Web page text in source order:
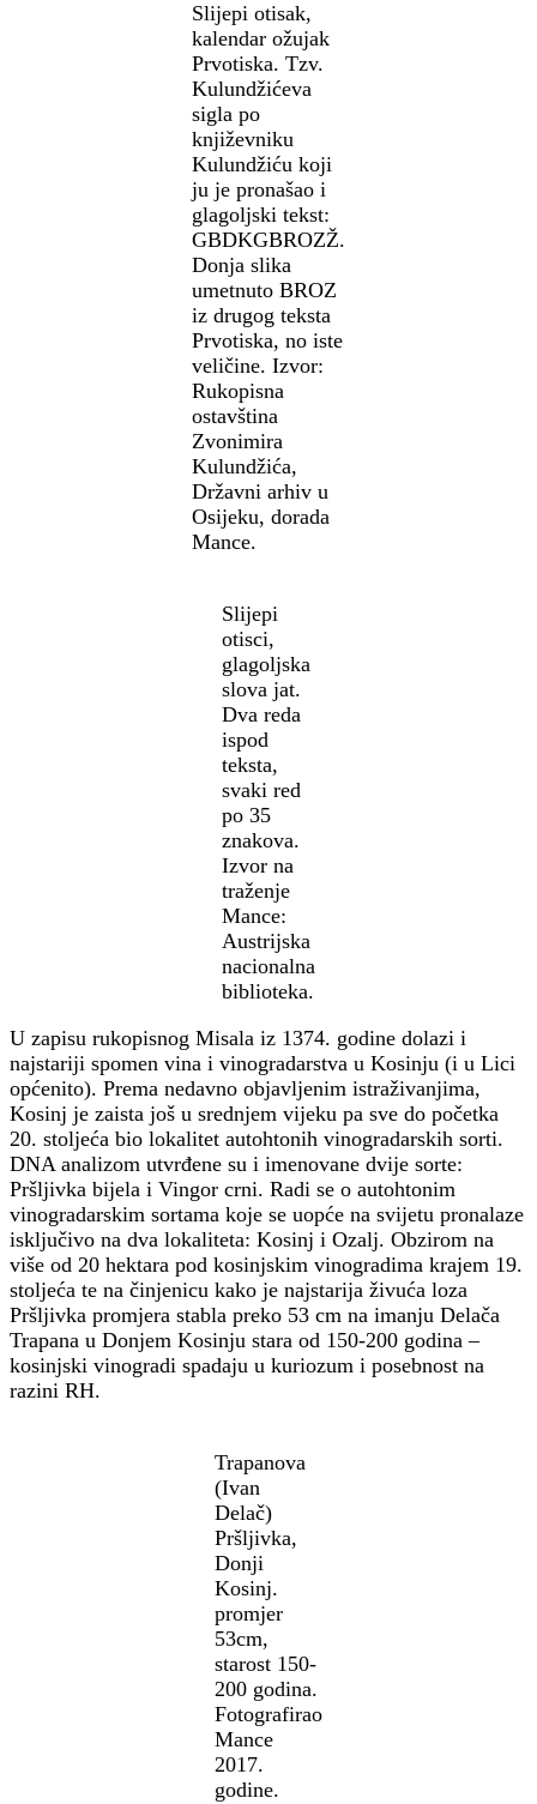
Slijepi otisak,
kalendar ožujak
Prvotiska. Tzv.
Kulundžićeva
sigla po
književniku
Kulundžiću koji
ju je pronašao i
glagoljski tekst:
GBDKGBROZŽ.
Donja slika
umetnuto BROZ
iz drugog teksta
Prvotiska, no iste
veličine. Izvor:
Rukopisna
ostavština
Zvonimira
Kulundžića,
Državni arhiv u
Osijeku, dorada
Mance.
Slijepi
otisci,
glagoljska
slova jat.
Dva reda
ispod
teksta,
svaki red
po 35
znakova.
Izvor na
traženje
Mance:
Austrijska
nacionalna
biblioteka.
U zapisu rukopisnog Misala iz 1374. godine dolazi i
najstariji spomen vina i vinogradarstva u Kosinju (i u Lici
općenito). Prema nedavno objavljenim istraživanjima,
Kosinj je zaista još u srednjem vijeku pa sve do početka
20. stoljeća bio lokalitet autohtonih vinogradarskih sorti.
DNA analizom utvrđene su i imenovane dvije sorte:
Pršljivka bijela i Vingor crni. Radi se o autohtonim
vinogradarskim sortama koje se uopće na svijetu pronalaze
isključivo na dva lokaliteta: Kosinj i Ozalj. Obzirom na
više od 20 hektara pod kosinjskim vinogradima krajem 19.
stoljeća te na činjenicu kako je najstarija živuća loza
Pršljivka promjera stabla preko 53 cm na imanju Delača
Trapana u Donjem Kosinju stara od 150-200 godina –
kosinjski vinogradi spadaju u kuriozum i posebnost na
razini RH.
Trapanova
(Ivan
Delač)
Pršljivka,
Donji
Kosinj.
promjer
53cm,
starost 150-
200 godina.
Fotografirao
Mance
2017.
godine.